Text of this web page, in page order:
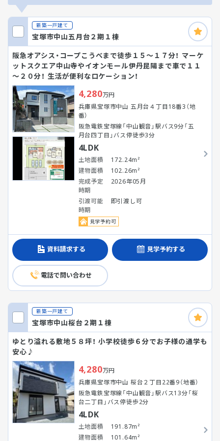
新築一戸建て
宝塚市中山五月台２期１棟
阪急オアシス・コープこうべまで徒歩１５～１７分！ マーケ
ットスクエア中山寺やイオンモール伊丹昆陽まで車で１１
～２０分！ 生活が便利なロケーション！
4,280万円
兵庫県宝塚市中山 五月台４丁目18番3（地
番）
阪急電鉄宝塚線「中山観音」駅バス9分「五
月台四丁目」バス停徒歩3分
4LDK
土地面積
172.24m²
建物面積
102.26m²
完成予定
時期
2026年05月
引渡可能
時期
即引渡し可
見学予約可
資料請求する 見学予約する
電話で問い合わせ
新築一戸建て
宝塚市中山桜台２期１棟
ゆとり溢れる敷地５８坪！ 小学校徒歩６分でお子様の通学も
安心♪
4,280万円
兵庫県宝塚市中山 桜台２丁目22番9（地番）
阪急電鉄宝塚線「中山観音」駅バス13分「桜
台二丁目」バス停徒歩2分
4LDK
土地面積
191.87m²
建物面積
101.64m²